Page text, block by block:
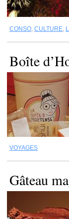
CONSO, CULTURE,
Boîte
VOYAGES
Gâteau